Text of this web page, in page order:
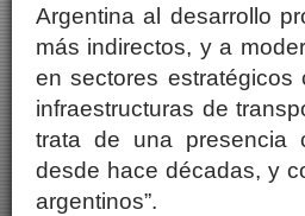
Argentina al desarrollo
más indirectos, y a
en sectores estratégicos
infraestructuras de
trata de una presencia
desde hace décadas, y
argentinos”.